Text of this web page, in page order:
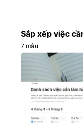
Sắp xếp việc
7 mẫu